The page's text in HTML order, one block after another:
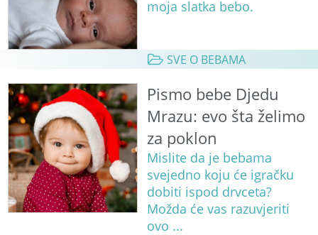
moja slatka bebo.
SVE O BEBAMA
Pismo bebe Djedu
Mrazu: evo šta želimo
za poklon
Mislite da je bebama
svejedno koju će igračku
dobiti ispod drvceta?
Možda će vas razuvjeriti
ovo ...